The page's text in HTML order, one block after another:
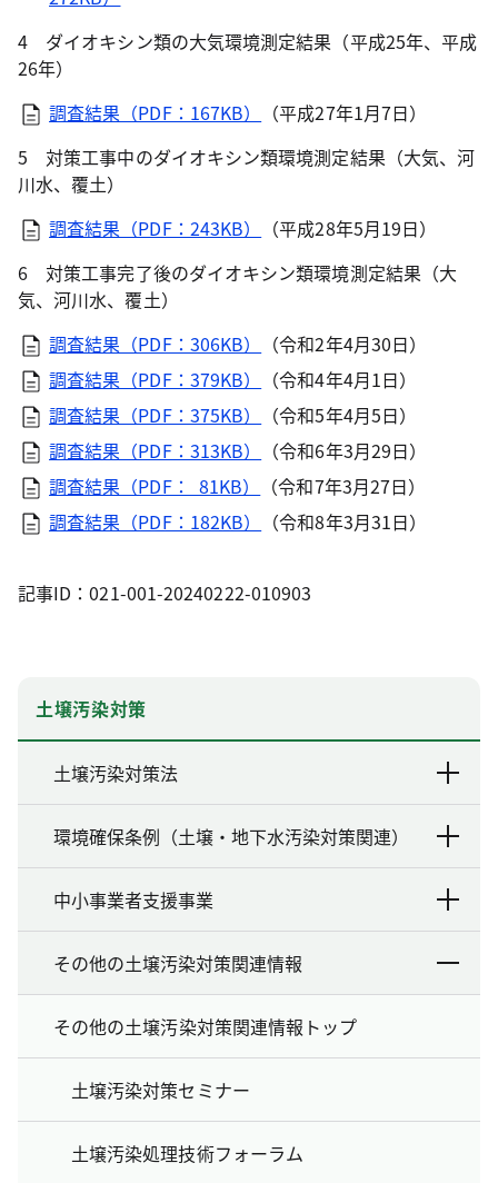
4 ダイオキシン類の大気環境測定結果（平成25年、平成
26年）
調査結果（PDF：167KB）
（平成27年1月7日）
5 対策工事中のダイオキシン類環境測定結果（大気、河
川水、覆土）
調査結果（PDF：243KB）
（平成28年5月19日）
6 対策工事完了後のダイオキシン類環境測定結果（大
気、河川水、覆土）
調査結果（PDF：306KB）
（令和2年4月30日）
調査結果（PDF：379KB）
（令和4年4月1日）
調査結果（PDF：375KB）
（令和5年4月5日）
調査結果（PDF：313KB）
（令和6年3月29日）
調査結果（PDF： 81KB）
（令和7年3月27日）
調査結果（PDF：182KB）
（令和8年3月31日）
記事ID：021-001-20240222-010903
土壌汚染対策
土壌汚染対策法
環境確保条例（土壌・地下水汚染対策関連）
中小事業者支援事業
その他の土壌汚染対策関連情報
その他の土壌汚染対策関連情報トップ
土壌汚染対策セミナー
土壌汚染処理技術フォーラム